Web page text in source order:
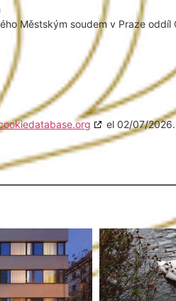
Městským soudem v Praze
el 02/07/2026.